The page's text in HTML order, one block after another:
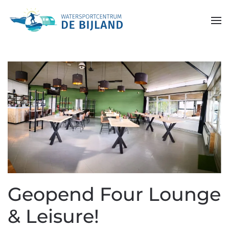
Skip to main content
Geopend Four Lounge
& Leisure!